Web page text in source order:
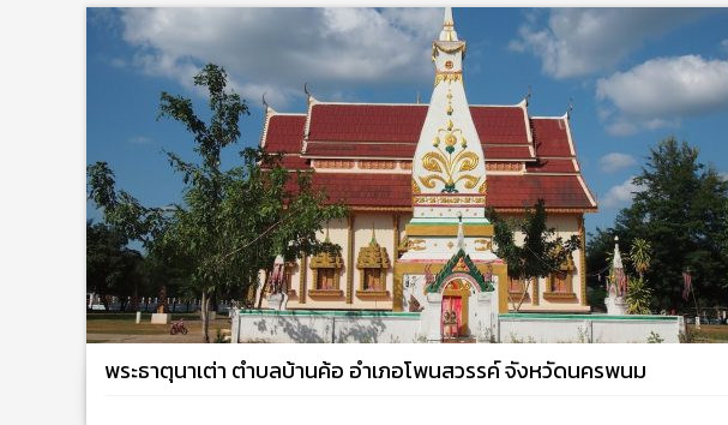
พระธาตุนาเต่า ตำบลบ้านค้อ อำเภอโพนสวรรค์ จังหวัดนครพนม